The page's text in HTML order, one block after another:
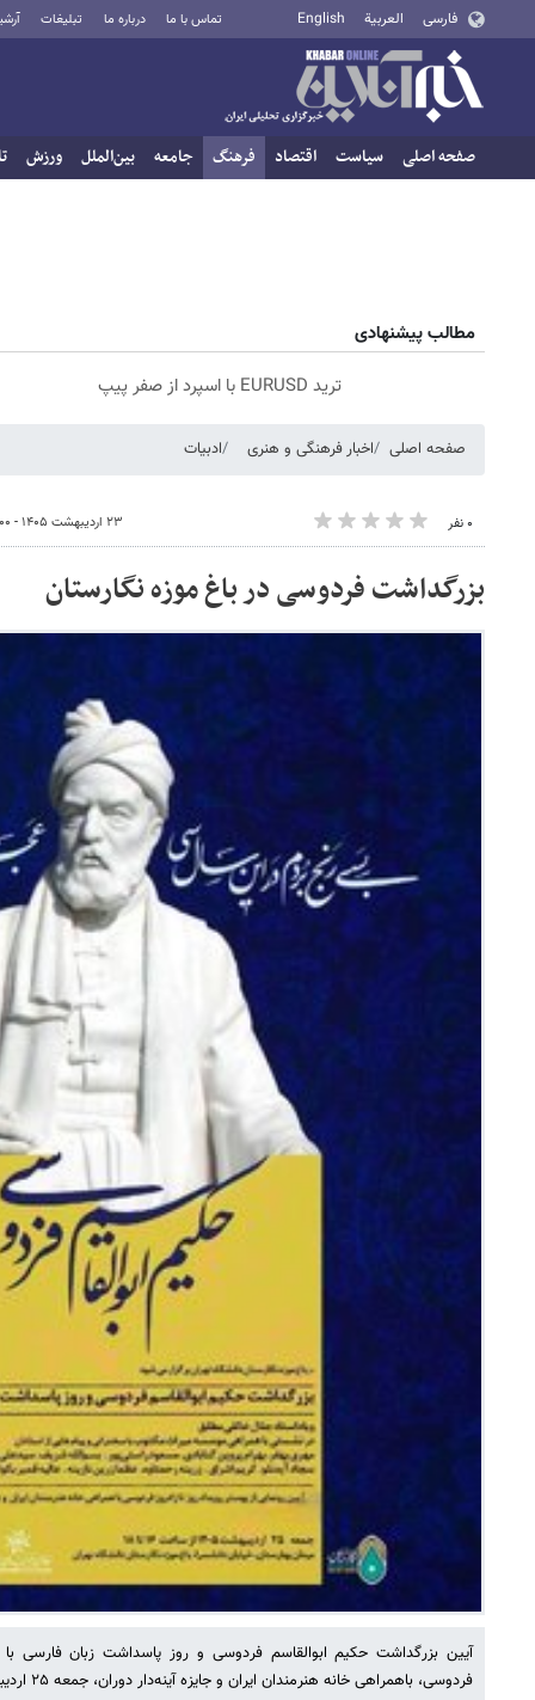
فارسی العربية English تماس با ما درباره ما تبلیغات
صفحه اصلی سیاست اقتصاد فرهنگ جامعه بین‌الملل ورزش
مطالب پیشنهادی
ترید EURUSD با اسپرد از صفر پیپ
صفحه اصلی اخبار فرهنگی و هنری ادبیات
۰ نفر ۲۳ اردیبهشت ۱۴۰۵ - ۱۸:۰۰
بزرگداشت فردوسی در باغ موزه نگارستان
آیین بزرگداشت حکیم ابوالقاسم فردوسی و روز پاسداشت زبان فارسی با
فردوسی، باهمراهی خانه هنرمندان ایران و جایزه آینه‌دار دوران، جمعه ۲۵ اردیبهشت ۱۴۰۵ برگزار می‌شود.